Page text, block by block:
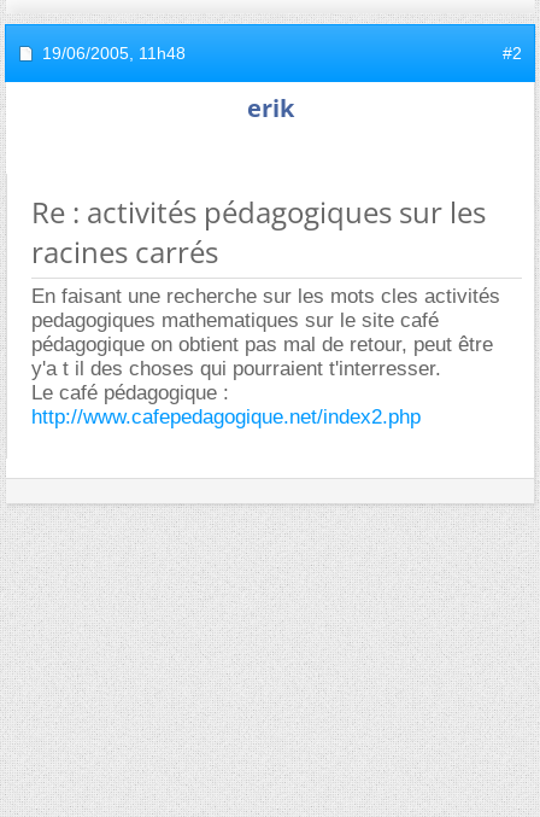
19/06/2005, 11h48 #2
erik
Re : activités pédagogiques sur les
racines carrés
En faisant une recherche sur les mots cles activités
pedagogiques mathematiques sur le site café
pédagogique on obtient pas mal de retour, peut être
y'a t il des choses qui pourraient t'interresser.
Le café pédagogique :
http://www.cafepedagogique.net/index2.php